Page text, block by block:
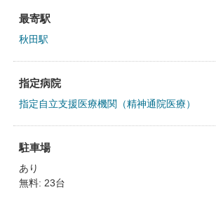
最寄駅
秋田駅
指定病院
指定自立支援医療機関（精神通院医療）
駐車場
あり
無料: 23台